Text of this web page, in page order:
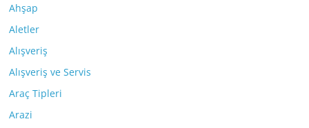
Ahşap
Aletler
Alışveriş
Alışveriş ve Servis
Araç Tipleri
Arazi